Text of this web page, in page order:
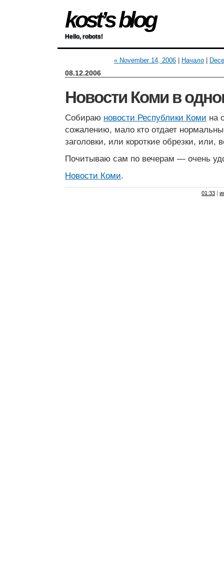
kost’s blog
Hello, robots!
« November 14, 2006 Начало
08.12.2006
Новости Коми в
Собираю новости Республики Коми на
сожалению, мало кто отдает
заголовки, или короткие обрезки, или,
Почитываю сам по вечерам — очень
Новости Коми.
01:33 |